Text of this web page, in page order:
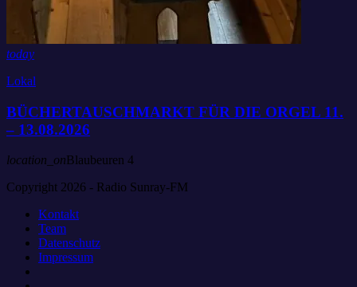
today
Lokal
BÜCHERTAUSCHMARKT FÜR DIE ORGEL 11.
– 13.08.2026
location_onBlaubeuren 4
Copyright 2026 - Radio Sunray-FM
Kontakt
Team
Datenschutz
Impressum